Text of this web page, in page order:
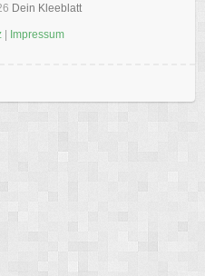
Dein Kleeblatt
| Impressum